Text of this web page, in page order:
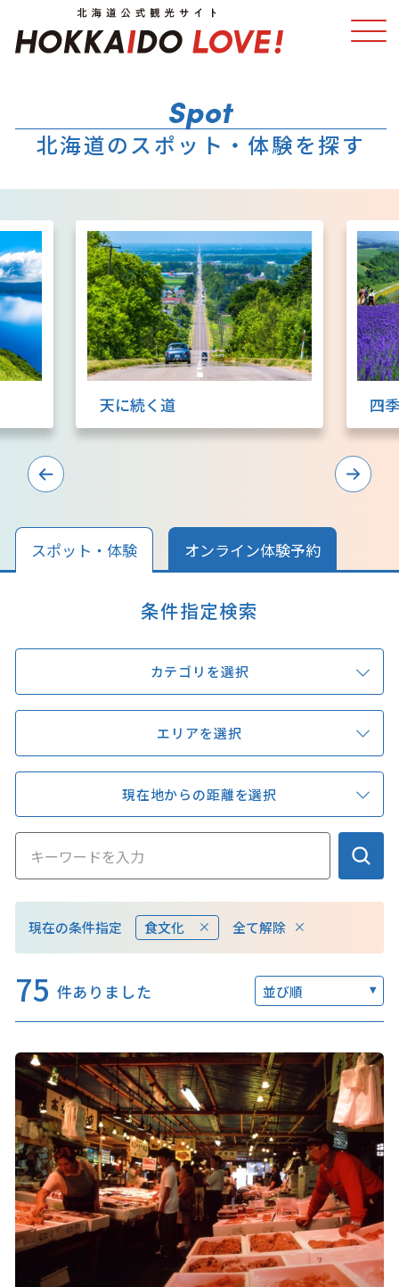
特集 スポット・体験
モデルコース エリアガイド
グルメ 旅の予約
アクセス
キュンちゃんオンラインショップ
北海道はやわかり
旅のテーマで探す
7つの国立公園
動画ライブラリー フォトライブラリー
お問い合わせ
Languages
北海道のスポット・体験を探す
天に続く道 四
スポット・体験 オンライン体験予約
条件指定検索
カテゴリを選択
エリアを選択
現在地からの距離を選択
現在の条件指定 食文化 全て解除
75 件ありました 並び順